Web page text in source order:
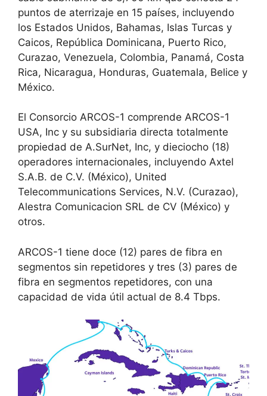
puntos de aterrizaje en 15 países, incluyendo
los Estados Unidos, Bahamas, Islas Turcas y
Caicos, República Dominicana, Puerto Rico,
Curazao, Venezuela, Colombia, Panamá, Costa
Rica, Nicaragua, Honduras, Guatemala, Belice y
México.
El Consorcio ARCOS-1 comprende ARCOS-1
USA, Inc y su subsidiaria directa totalmente
propiedad de A.SurNet, Inc, y dieciocho (18)
operadores internacionales, incluyendo Axtel
S.A.B. de C.V. (México), United
Telecommunications Services, N.V. (Curazao),
Alestra Comunicacion SRL de CV (México) y
otros.
ARCOS-1 tiene doce (12) pares de fibra en
segmentos sin repetidores y tres (3) pares de
fibra en segmentos repetidores, con una
capacidad de vida útil actual de 8.4 Tbps.